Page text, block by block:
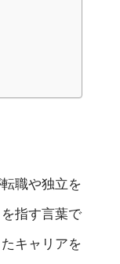
職や独立を
指す言葉で
キャリアを